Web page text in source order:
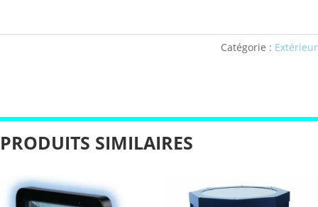
Catégorie : Extérieur
PRODUITS SIMILAIRES